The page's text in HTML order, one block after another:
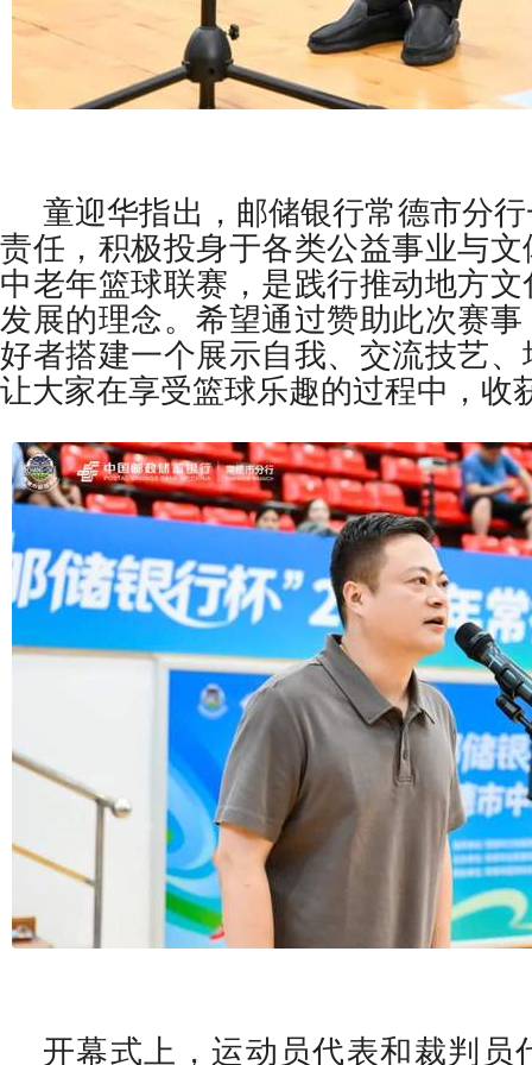
童迎华指出，邮储银行常德市分
责任，积极投身于各类公益事业与
中老年篮球联赛，是践行推动地方
发展的理念。希望通过赞助此次赛
好者搭建一个展示自我、交流技艺
让大家在享受篮球乐趣的过程中，收
开幕式上，运动员代表和裁判员